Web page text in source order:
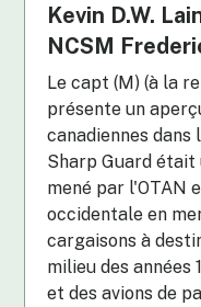
Kevin D.W.
NCSM
Le capt (M) (à la
présente un
canadiennes dans
Sharp Guard était
mené par l'OTAN
occidentale en
cargaisons à
milieu des années
et des avions de